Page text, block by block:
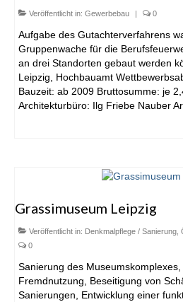
Veröffentlicht in: Gewerbebau 0
Aufgabe des Gutachterverfahrens
Gruppenwache für die
an drei Standorten gebaut werden
Leipzig, Hochbauamt
Bauzeit: ab 2009 Bruttosumme: je
Architekturbüro: Ilg Friebe Nauber
Grassimuseum Leipzig
Veröffentlicht in: Denkmalpflege / Sanierung
0
Sanierung des
Fremdnutzung, Beseitigung von
Sanierungen, Entwicklung einer